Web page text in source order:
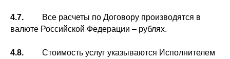
4.7.
Все расчеты по Договору производятся в
валюте Российской Федерации – рублях.
4.8. Стоимость услуг указываются Исполнителем